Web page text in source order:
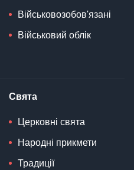
Військовозобов'язані
Військовий облік
Свята
Церковні свята
Народні прикмети
Традиції